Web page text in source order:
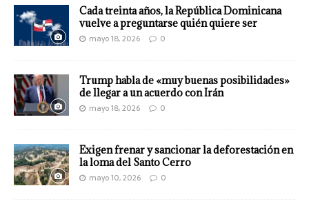
Cada treinta años, la República Dominicana
vuelve a preguntarse quién quiere ser
mayo 18, 2026 0
Trump habla de «muy buenas posibilidades»
de llegar a un acuerdo con Irán
mayo 18, 2026 0
Exigen frenar y sancionar la deforestación en
la loma del Santo Cerro
mayo 10, 2026 0